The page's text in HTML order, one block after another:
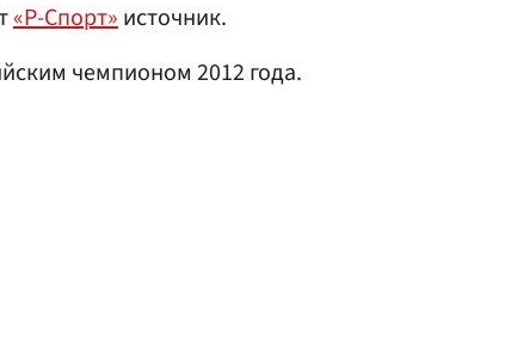
«Р-Спорт»источник.
чемпионом 2012 года.